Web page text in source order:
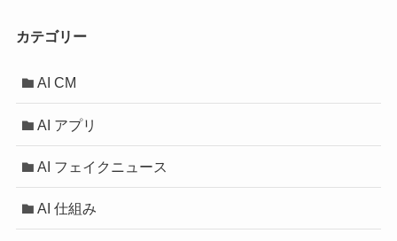
カテゴリー
AI CM
AI アプリ
AI フェイクニュース
AI 仕組み